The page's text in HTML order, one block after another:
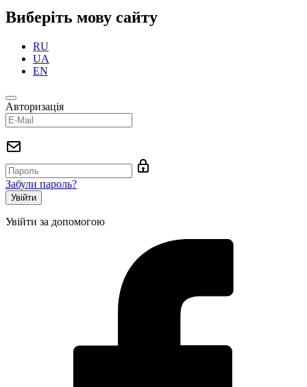
Виберіть мову сайту
RU
UA
EN
Авторизація
Забули пароль?
Увійти за допомогою